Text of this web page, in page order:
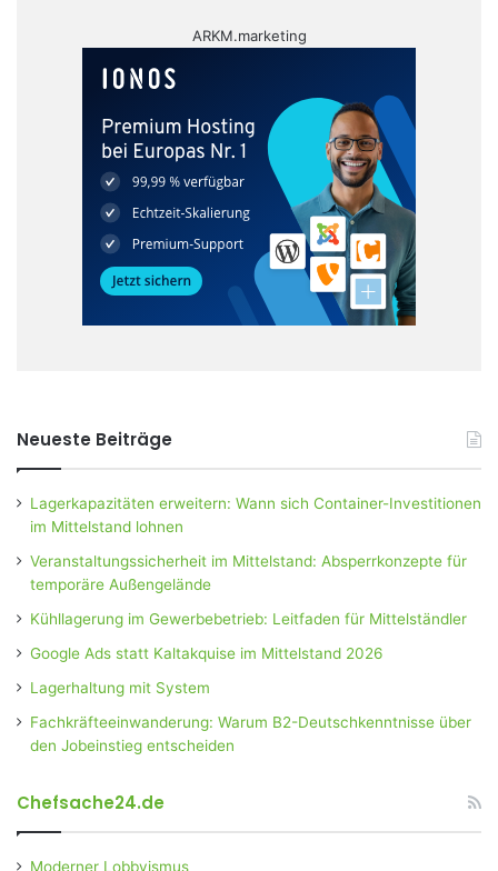
ARKM.marketing
Neueste Beiträge
Lagerkapazitäten erweitern: Wann sich Container-Investitionen
im Mittelstand lohnen
Veranstaltungssicherheit im Mittelstand: Absperrkonzepte für
temporäre Außengelände
Kühllagerung im Gewerbebetrieb: Leitfaden für Mittelständler
Google Ads statt Kaltakquise im Mittelstand 2026
Lagerhaltung mit System
Fachkräfteeinwanderung: Warum B2-Deutschkenntnisse über
den Jobeinstieg entscheiden
Chefsache24.de
Moderner Lobbyismus